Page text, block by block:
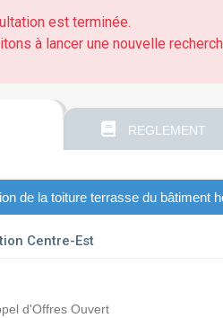
est terminée.
à lancer une nouvelle
REGLEMENT
de la toiture terrasse du bâtiment
Centre-Est
d'Offres Ouvert